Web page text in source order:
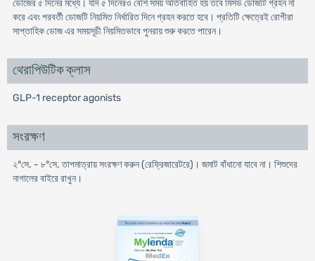
ডোজের ৫ দিনের মধ্যে। যদি ৫ দিনেরও বেশি সময় অতিবাহিত হয় তবে মিসড ডোজটি গ্রহন না
করে এবং পরবর্তী ডোজটি নিয়মিত নির্ধারিত দিনে গ্রহন করতে হবে। প্রতিটি ক্ষেত্রেই রোগীরা
সাপ্তাহিক ডোজ এর সময়সূচী নিয়মিতভাবে পুনরায় শুরু করতে পারেন।
থেরাপিউটিক ক্লাস
GLP-1 receptor agonists
সংরক্ষণ
২°সে. - ৮°সে. তাপমাত্রায় সংরক্ষণ করুন (রেফ্রিজারেটরে)। জমাট বাঁধানো যাবে না। শিশুদের
নাগালের বাইরে রাখুন।